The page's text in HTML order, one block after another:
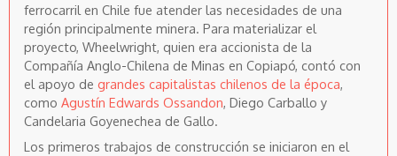
ferrocarril en Chile fue atender las necesidades de una
región principalmente minera. Para materializar el
proyecto, Wheelwright, quien era accionista de la
Compañía Anglo-Chilena de Minas en Copiapó, contó con
el apoyo de grandes capitalistas chilenos de la época,
como Agustín Edwards Ossandon, Diego Carballo y
Candelaria Goyenechea de Gallo.
Los primeros trabajos de construcción se iniciaron en el